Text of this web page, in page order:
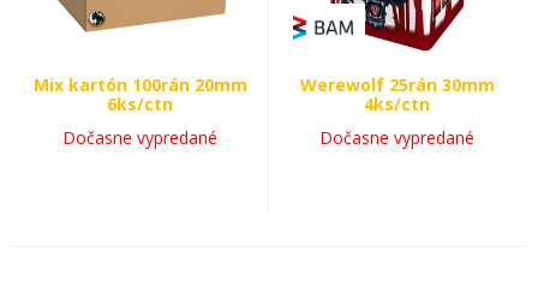
Mix kartón 100rán 20mm
6ks/ctn
Dočasne vypredané
Werewolf 25rán 30mm
4ks/ctn
Dočasne vypredané